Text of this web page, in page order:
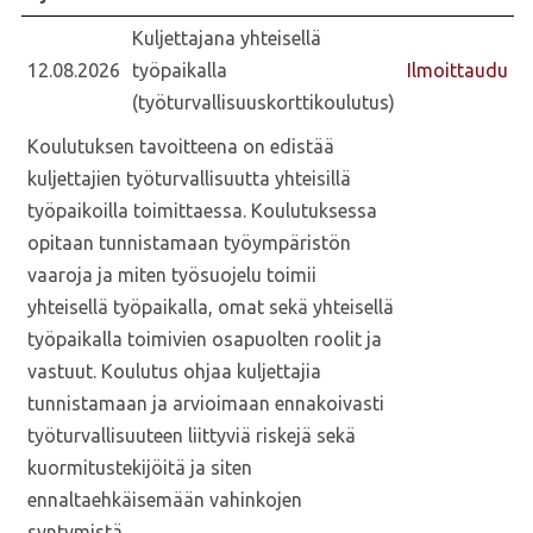
12.08.2026
Kuljettajana yhteisellä
työpaikalla
(työturvallisuuskorttikoulutus)
Ilmoittaudu
Koulutuksen tavoitteena on edistää
kuljettajien työturvallisuutta yhteisillä
työpaikoilla toimittaessa. Koulutuksessa
opitaan tunnistamaan työympäristön
vaaroja ja miten työsuojelu toimii
yhteisellä työpaikalla, omat sekä yhteisellä
työpaikalla toimivien osapuolten roolit ja
vastuut. Koulutus ohjaa kuljettajia
tunnistamaan ja arvioimaan ennakoivasti
työturvallisuuteen liittyviä riskejä sekä
kuormitustekijöitä ja siten
ennaltaehkäisemään vahinkojen